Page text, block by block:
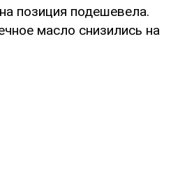
позиция подешевела.
масло снизились на